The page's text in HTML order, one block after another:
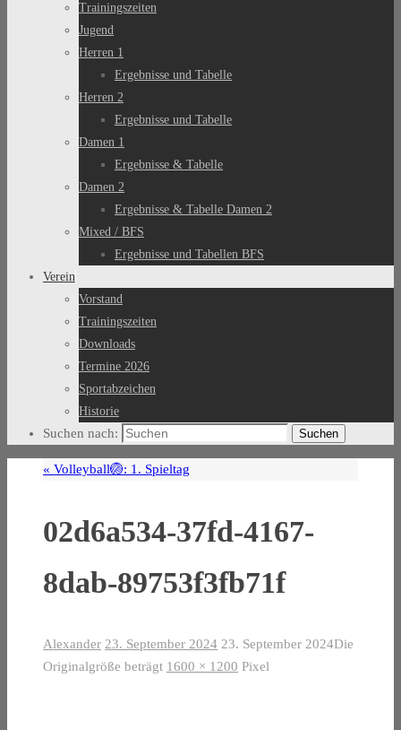
Trainingszeiten
Jugend
Herren 1
Ergebnisse und Tabelle
Herren 2
Ergebnisse und Tabelle
Damen 1
Ergebnisse & Tabelle
Damen 2
Ergebnisse & Tabelle Damen 2
Mixed / BFS
Ergebnisse und Tabellen BFS
Verein
Vorstand
Trainingszeiten
Downloads
Termine 2026
Sportabzeichen
Historie
Suchen nach: Suchen
« Volleyball🏐: 1. Spieltag
02d6a534-37fd-4167-
8dab-89753f3fb71f
Alexander 23. September 2024 23. September 2024Die
Originalgröße beträgt 1600 × 1200 Pixel